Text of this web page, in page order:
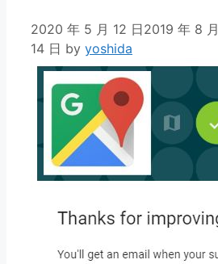
2020 年 5 月 12 日2019 年 8 月
14 日 by yoshida